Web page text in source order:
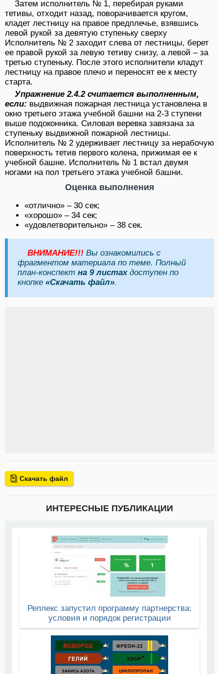
Затем исполнитель № 1, перебирая руками
тетивы, отходит назад, поворачивается кругом,
кладет лестницу на правое предплечье, взявшись
левой рукой за девятую ступеньку сверху
Исполнитель № 2 заходит слева от лестницы, берет
ее правой рукой за левую тетиву снизу, а левой – за
третью ступеньку. После этого исполнители кладут
лестницу на правое плечо и переносят ее к месту
старта.
Упражнение 2.4.2 считается выполненным,
если: выдвижная пожарная лестница установлена в
окно третьего этажа учебной башни на 2-3 ступени
выше подоконника. Силовая веревка завязана за
ступеньку выдвижной пожарной лестницы.
Исполнитель № 2 удерживает лестницу за нерабочую
поверхность тетив первого колена, прижимая ее к
учебной башне. Исполнитель № 1 встал двумя
ногами на пол третьего этажа учебной башни.
Оценка выполнения
«отлично» – 30 сек;
«хорошо» – 34 сек;
«удовлетворительно» – 38 сек.
ВНИМАНИЕ!!! Вы ознакомились с
фрагментом материала по теме. Полный
план-конспект на 9 листахдоступен по
кнопке «Скачать файл».
Скачать файл
ИНТЕРЕСНЫЕ ПУБЛИКАЦИИ
Реплекс запустил программу партнерства:
условия и порядок регистрации